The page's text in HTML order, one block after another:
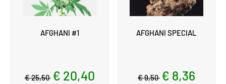
AFGHANI #1
€ 25,50 € 20,40
AFGHANI SPECIAL
€ 9,50 € 8,36